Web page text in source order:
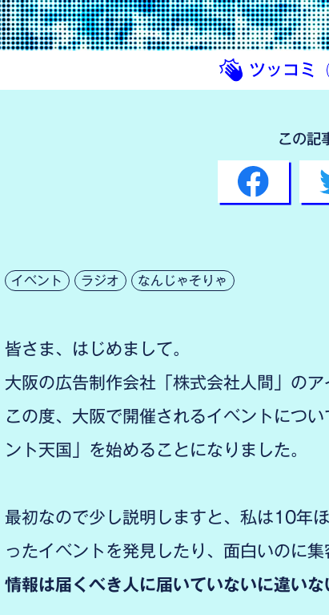
ツッコミ
この記
イベント ラジオ なんじゃそりゃ
皆さま、はじめまして。
大阪の広告制作会社「株式会社人間」のア
この度、大阪で開催されるイベントにつ
ント天国」を始めることになりました。
最初なので少し説明しますと、私は10年
ったイベントを発見したり、面白いのに
情報は届くべき人に届いていないに違いな